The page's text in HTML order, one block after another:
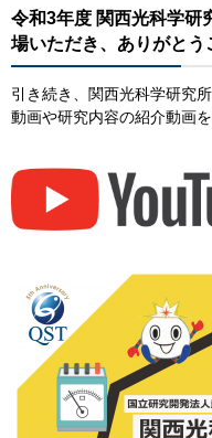
令和3年度 関西光科学研
場いただき、ありがとう
引き続き、関西光科学研究
動画や研究内容の紹介動画